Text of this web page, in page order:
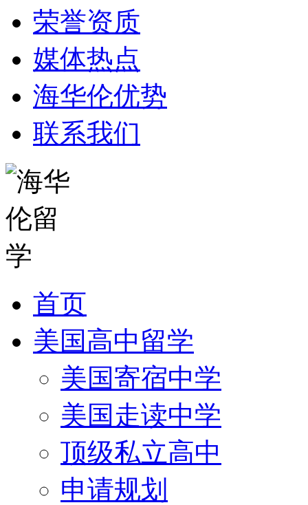
荣誉资质
媒体热点
海华伦优势
联系我们
首页
美国高中留学
美国寄宿中学
美国走读中学
顶级私立高中
申请规划